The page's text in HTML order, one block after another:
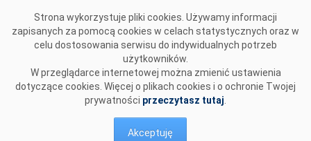
Strona wykorzystuje pliki cookies. Używamy informacji
zapisanych za pomocą cookies w celach statystycznych oraz w
celu dostosowania serwisu do indywidualnych potrzeb
użytkowników.
W przeglądarce internetowej można zmienić ustawienia
dotyczące cookies. Więcej o plikach cookies i o ochronie Twojej
prywatności przeczytasz tutaj
Akceptuję